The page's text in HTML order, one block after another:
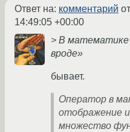
Ответ на: комментарий
14:49:05 +00:00
> В
вроде»
бывает.
Оператор в
отображение
множество